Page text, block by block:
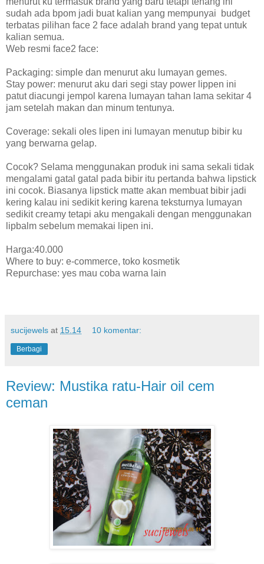
sudah ada bpom jadi buat kalian yang mempunyai
budget
terbatas pilihan face 2 face adalah brand yang tepat untuk
kalian semua.
Web resmi face2 face:
Packaging: simple dan menurut aku lumayan gemes.
Stay power: menurut aku dari segi stay power lippen ini
patut diacungi jempol karena lumayan tahan lama sekitar 4
jam setelah makan dan minum tentunya.
Coverage: sekali oles lipen ini lumayan menutup bibir ku
yang berwarna gelap.
Cocok? Selama menggunakan produk ini sama sekali tidak
mengalami gatal gatal pada bibir itu pertanda bahwa lipstick
ini cocok. Biasanya lipstick matte akan membuat bibir jadi
kering kalau ini sedikit kering karena teksturnya lumayan
sedikit creamy tetapi aku mengakali dengan menggunakan
lipbalm sebelum memakai lipen ini.
Harga:40.000
Where to buy: e-commerce, toko kosmetik
Repurchase: yes mau coba warna lain
sucijewels at 15.14 10 komentar:
Berbagi
Review: Mustika ratu-Hair oil cem
ceman